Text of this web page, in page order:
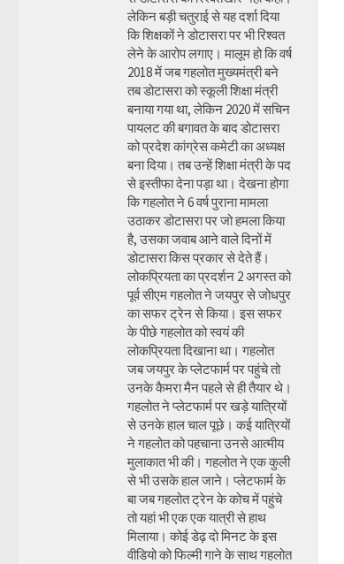
लेकिन बड़ी चतुराई से यह दर्शा दिया
कि शिक्षकों ने डोटासरा पर भी रिश्वत
लेने के आरोप लगाए। मालूम हो कि वर्ष
2018 में जब गहलोत मुख्यमंत्री बने
तब डोटासरा को स्कूली शिक्षा मंत्री
बनाया गया था, लेकिन 2020 में सचिन
पायलट की बगावत के बाद डोटासरा
को प्रदेश कांग्रेस कमेटी का अध्यक्ष
बना दिया। तब उन्हें शिक्षा मंत्री के पद
से इस्तीफा देना पड़ा था। देखना होगा
कि गहलोत ने 6 वर्ष पुराना मामला
उठाकर डोटासरा पर जो हमला किया
है, उसका जवाब आने वाले दिनों में
डोटासरा किस प्रकार से देते हैं।
लोकप्रियता का प्रदर्शन 2 अगस्त को
पूर्व सीएम गहलोत ने जयपुर से जोधपुर
का सफर ट्रेन से किया। इस सफर
के पीछे गहलोत को स्वयं की
लोकप्रियता दिखाना था। गहलोत
जब जयपुर के प्लेटफार्म पर पहुंचे तो
उनके कैमरा मैन पहले से ही तैयार थे।
गहलोत ने प्लेटफार्म पर खड़े यात्रियों
से उनके हाल चाल पूछे। कई यात्रियों
ने गहलोत को पहचाना उनसे आत्मीय
मुलाकात भी की। गहलोत ने एक कुली
से भी उसके हाल जाने। प्लेटफार्म के
बा जब गहलोत ट्रेन के कोच में पहुंचे
तो यहां भी एक एक यात्री से हाथ
मिलाया। कोई डेढ़ दो मिनट के इस
वीडियो को फिल्मी गाने के साथ गहलोत